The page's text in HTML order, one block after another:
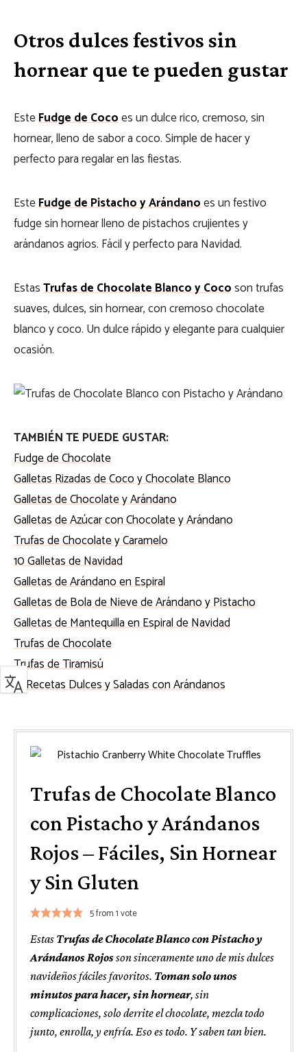
Otros dulces festivos sin
hornear que te pueden gustar
EsteFudge de Cocoes un dulce rico, cremoso, sin
hornear, lleno de sabor a coco. Simple de hacer y
perfecto para regalar en las fiestas.
EsteFudge de Pistacho y Arándanoes un festivo
fudge sin hornear lleno de pistachos crujientes y
arándanos agrios. Fácil y perfecto para Navidad.
EstasTrufas de Chocolate Blanco y Cocoson trufas
suaves, dulces, sin hornear, con cremoso chocolate
blanco y coco. Un dulce rápido y elegante para cualquier
ocasión.
TAMBIÉN TE PUEDE GUSTAR:
Fudge de Chocolate
Galletas Rizadas de Coco y Chocolate Blanco
Galletas de Chocolate y Arándano
Galletas de Azúcar con Chocolate y Arándano
Trufas de Chocolate y Caramelo
10 Galletas de Navidad
Galletas de Arándano en Espiral
Galletas de Bola de Nieve de Arándano y Pistacho
Galletas de Mantequilla en Espiral de Navidad
Trufas de Chocolate
Trufas de Tiramisú
15 Recetas Dulces y Saladas con Arándanos
Trufas de Chocolate Blanco
con Pistacho y Arándanos
Rojos – Fáciles, Sin Hornear
y Sin Gluten
5from 1 vote
Estas Trufas de Chocolate Blanco con Pistacho y
Arándanos Rojosson sinceramente uno de mis dulces
navideños fáciles favoritos. Toman solo unos
minutos para hacer, sin hornear, sin
complicaciones, solo derrite el chocolate, mezcla todo
junto, enrolla, y enfría. Eso es todo. Y saben tan bien.